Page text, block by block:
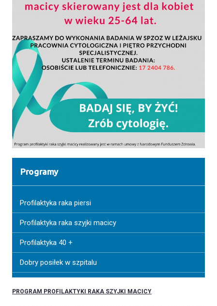
Programy
Profilaktyka raka piersi
Profilaktyka raka szyjki macicy
Profilaktyka 40 +
Dobry posiłek w szpitalu
PROGRAM PROFILAKTYKI RAKA SZYJKI MACICY